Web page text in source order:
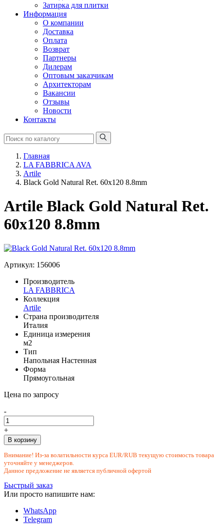
Затирка для плитки
Информация
О компании
Доставка
Оплата
Возврат
Партнеры
Дилерам
Оптовым заказчикам
Архитекторам
Вакансии
Отзывы
Новости
Контакты
Главная
LA FABBRICA AVA
Artile
Black Gold Natural Ret. 60x120 8.8mm
Artile Black Gold Natural Ret.
60x120 8.8mm
Артикул: 156006
Производитель
LA FABBRICA
Коллекция
Artile
Страна производителя
Италия
Единица измерения
м2
Тип
Напольная Настенная
Форма
Прямоугольная
Цена по запросу
-
+
В корзину
Внимание! Из-за волатильности курса EUR/RUB текущую стоимость товара
уточняйте у менеджеров.
Данное предложение не является публичной офертой
Быстрый заказ
Или просто напишите нам:
WhatsApp
Telegram